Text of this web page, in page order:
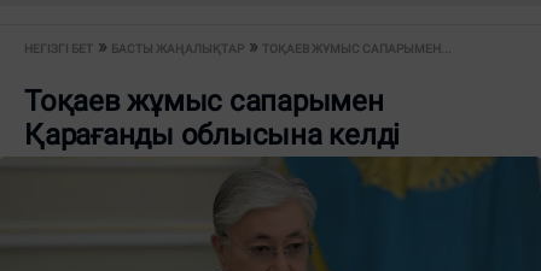
НЕГІЗГІ БЕТ БАСТЫ ЖАҢАЛЫҚТАР ТОҚАЕВ ЖҰМЫС САПАРЫМЕН...
Тоқаев жұмыс сапарымен
Қарағанды облысына келді